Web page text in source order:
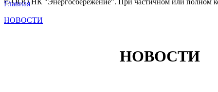
© ООО НК "Энергосбережение". При частичном или полном
Главная
НОВОСТИ
НОВОСТИ